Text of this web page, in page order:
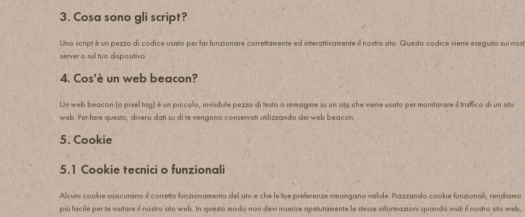
3. Cosa sono gli script?
Uno script è un pezzo di codice usato per far funzionare correttamente ed interattivamente il nostro sito. Questo codice viene eseguito sui
server o sul tuo dispositivo.
4. Cos'è un web beacon?
Un web beacon (o pixel tag) è un piccolo, invisibile pezzo di testo o immagine su un sito che viene usato per monitorare il traffico di un sito
web. Per fare questo, diversi dati su di te vengono conservati utilizzando dei web beacon.
5. Cookie
5.1 Cookie tecnici o funzionali
Alcuni cookie assicurano il corretto funzionamento del sito e che le tue preferenze rimangano valide. Piazzando cookie funzionali, rendiamo
più facile per te visitare il nostro sito web. In questo modo non devi inserire ripetutamente le stesse informazioni quando visiti il nostro sito web,